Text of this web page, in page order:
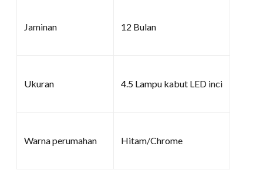
Jaminan 12 Bulan
Ukuran 4.5 Lampu kabut LED inci
Warna perumahan Hitam/Chrome